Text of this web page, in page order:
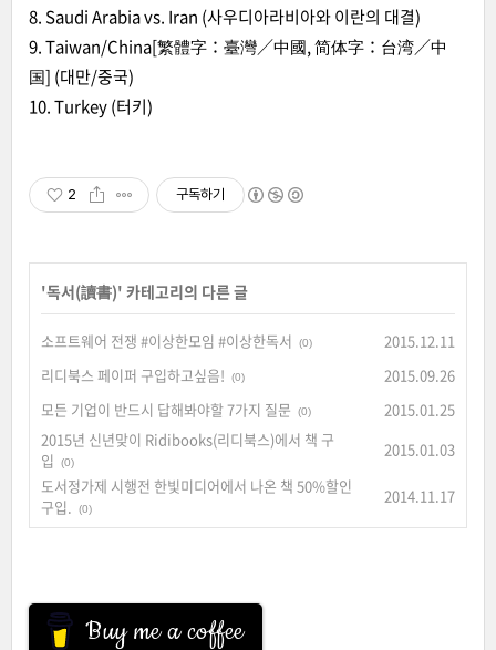
8. Saudi Arabia vs. Iran (사우디아라비아와 이란의 대결)
9. Taiwan/China[繁體字：臺灣／中國, 简体字：台湾／中
国] (대만/중국)
10. Turkey (터키)
2 구독하기
'독서(讀書)' 카테고리의 다른 글
소프트웨어 전쟁 #이상한모임 #이상한독서 (0)
2015.12.11
리디북스 페이퍼 구입하고싶음!
(0)
2015.09.26
모든 기업이 반드시 답해봐야할 7가지 질문
(0)
2015.01.25
2015년 신년맞이 Ridibooks(리디북스)에서 책 구
입
(0)
2015.01.03
도서정가제 시행전 한빛미디어에서 나온 책 50%할인
구입.
(0)
2014.11.17
Buy me a coffee